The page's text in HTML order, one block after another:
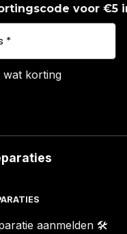
voor €5
wat korting
aanmelden 🛠️